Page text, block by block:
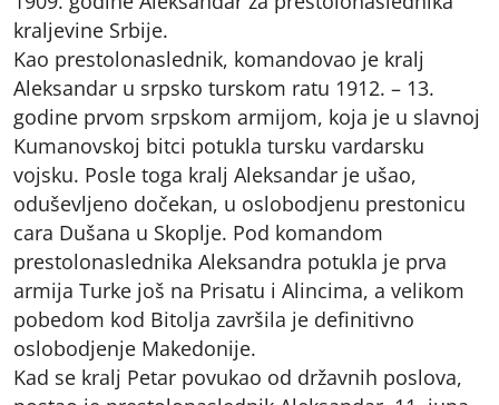
kraljevine Srbije.
Kao prestolonaslednik, komandovao je kralj
Aleksandar u srpsko turskom ratu 1912. – 13.
godine prvom srpskom armijom, koja je u slavnoj
Kumanovskoj bitci potukla tursku vardarsku
vojsku. Posle toga kralj Aleksandar je ušao,
oduševljeno dočekan, u oslobodjenu prestonicu
cara Dušana u Skoplje. Pod komandom
prestolonaslednika Aleksandra potukla je prva
armija Turke još na Prisatu i Alincima, a velikom
pobedom kod Bitolja završila je definitivno
oslobodjenje Makedonije.
Kad se kralj Petar povukao od državnih poslova,